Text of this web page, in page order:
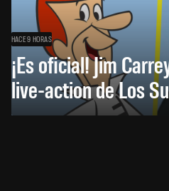
HACE 9 HORAS
¡Es oficial! Jim
live-action de Los